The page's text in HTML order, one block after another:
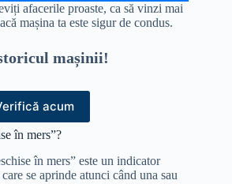
afacerile proaste, ca să vinzi mai
mașina ta este sigur de condus.
mașinii!
acum
în mers”?
în mers” este un indicator
se aprinde atunci când una sau